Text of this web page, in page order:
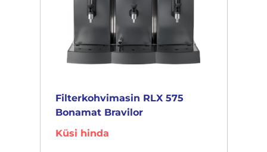
Filterkohvimasin RLX 575
Bonamat Bravilor
Küsi hinda